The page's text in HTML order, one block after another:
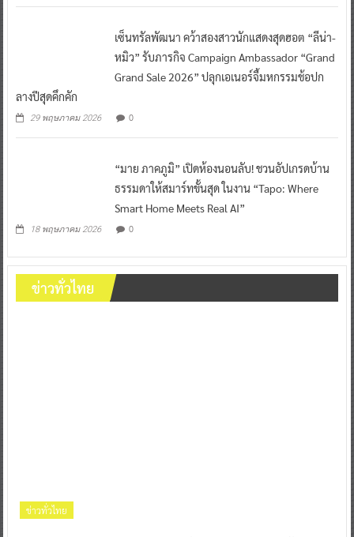
เซ็นทรัลพัฒนา คว้าสองสาวนักแสดงสุดฮอต “ลีน่า-
หมิว” รับภารกิจ Campaign Ambassador “Grand
Grand Sale 2026” ปลุกเอเนอร์จี้มหกรรมช้อปก
ลางปีสุดคึกคัก
29 พฤษภาคม 2026 0
“มาย ภาคภูมิ” เปิดห้องนอนลับ! ชวนอัปเกรดบ้าน
ธรรมดาให้สมาร์ทขั้นสุด ในงาน “Tapo: Where
Smart Home Meets Real AI”
18 พฤษภาคม 2026 0
ข่าวทั่วไทย
ข่าวทั่วไทย